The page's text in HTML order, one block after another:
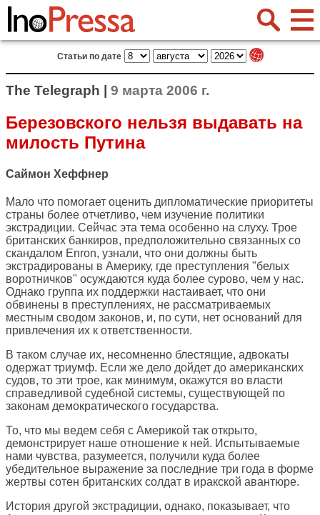
Статьи по дате
The Telegraph | 9 марта 2006 г.
Березовского нельзя выдавать на
милость Путина
Саймон Хеффнер
Мало что помогает оценить дипломатические приоритеты
страны более отчетливо, чем изучение политики
экстрадиции. Сейчас эта тема особенно на слуху. Трое
британских банкиров, предположительно связанных со
скандалом Enron, узнали, что они должны быть
экстрадированы в Америку, где преступления "белых
воротничков" осуждаются куда более сурово, чем у нас.
Однако группа их поддержки настаивает, что они
обвинены в преступлениях, не рассматриваемых
местным сводом законов, и, по сути, нет оснований для
привлечения их к ответственности.
В таком случае их, несомненно блестящие, адвокаты
одержат триумф. Если же дело дойдет до американских
судов, то эти трое, как минимум, окажутся во власти
справедливой судебной системы, существующей по
законам демократического государства.
То, что мы ведем себя с Америкой так открыто,
демонстрирует наше отношение к ней. Испытываемые
нами чувства, разумеется, получили куда более
убедительное выражение за последние три года в форме
жертвы сотен британских солдат в иракской авантюре.
История другой экстрадиции, однако, показывает, что